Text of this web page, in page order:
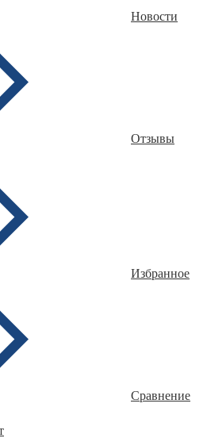
Новости
Отзывы
Избранное
Сравнение